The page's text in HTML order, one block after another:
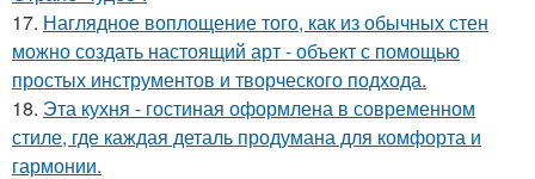
17. Наглядное воплощение того, как из обычных стен
можно создать настоящий арт - объект с помощью
простых инструментов и творческого подхода.
18. Эта кухня - гостиная оформлена в современном
стиле, где каждая деталь продумана для комфорта и
гармонии.